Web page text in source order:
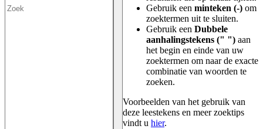
Gebruik een minteken (-) om
zoektermen uit te sluiten.
Gebruik een Dubbele
aanhalingstekens (" ") aan
het begin en einde van uw
zoektermen om naar de exacte
combinatie van woorden te
zoeken.
Voorbeelden van het gebruik van
deze leestekens en meer zoektips
vindt u hier.